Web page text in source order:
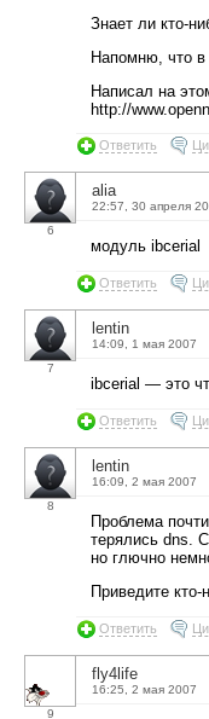
Знает ли кто-
Напомню, что в
Написал на
http://
Ответить
6
alia
22:57, 30 апреля
модуль ibcerial
Ответить
7
lentin
14:09, 1 мая 2007
ibcerial — это
Ответить
8
lentin
16:09, 2 мая 2007
Проблема
терялись dns.
но глючно
Приведите
Ответить
9
fly4life
16:25, 2 мая 2007